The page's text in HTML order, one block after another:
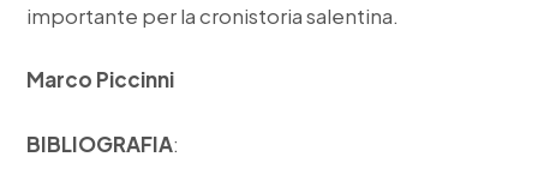
importante per la cronistoria salentina.
Marco Piccinni
BIBLIOGRAFIA: